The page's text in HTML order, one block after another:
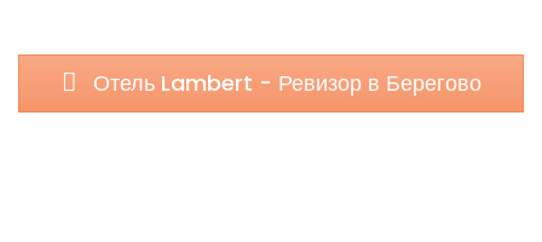
Отель Lambert - Ревизор в Берегово